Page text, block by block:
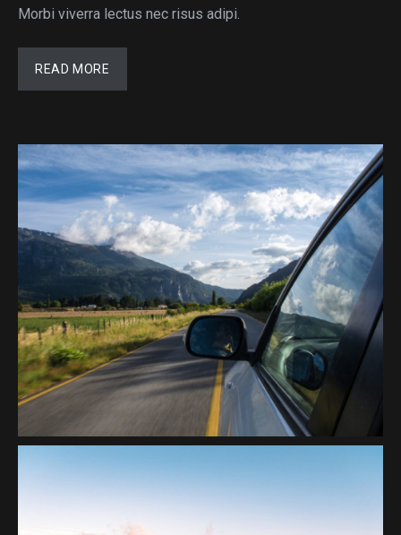
Morbi viverra lectus nec risus adipi.
READ MORE